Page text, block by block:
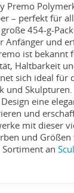
Premo
– perfekt für
454-g-
Anfänger und
ist bekannt
Haltbarkeit
sich ideal für
und
eine
und
mit dieser
und Größen
Sortiment an